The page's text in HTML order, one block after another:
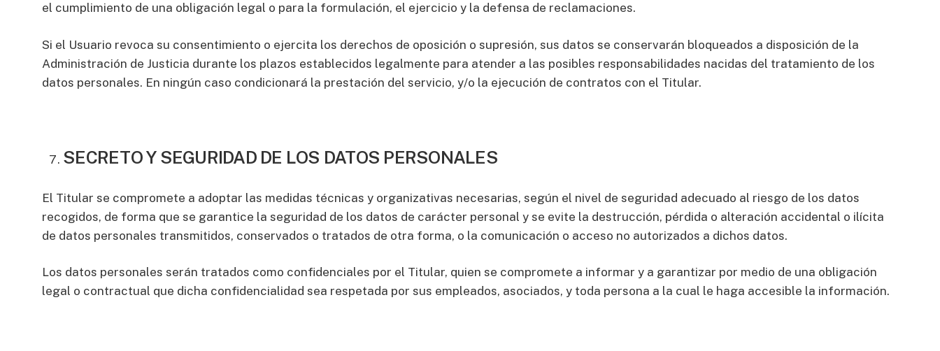
el cumplimiento de una obligación legal o para la formulación, el ejercicio y la defensa de reclamaciones.
Si el Usuario revoca su consentimiento o ejercita los derechos de oposición o supresión, sus datos se conservarán bloqueados a disposición de la
Administración de Justicia durante los plazos establecidos legalmente para atender a las posibles responsabilidades nacidas del tratamiento de los
datos personales. En ningún caso condicionará la prestación del servicio, y/o la ejecución de contratos con el Titular.
SECRETO Y SEGURIDAD DE LOS DATOS PERSONALES
El Titular se compromete a adoptar las medidas técnicas y organizativas necesarias, según el nivel de seguridad adecuado al riesgo de los datos
recogidos, de forma que se garantice la seguridad de los datos de carácter personal y se evite la destrucción, pérdida o alteración accidental o ilícita
de datos personales transmitidos, conservados o tratados de otra forma, o la comunicación o acceso no autorizados a dichos datos.
Los datos personales serán tratados como confidenciales por el Titular, quien se compromete a informar y a garantizar por medio de una obligación
legal o contractual que dicha confidencialidad sea respetada por sus empleados, asociados, y toda persona a la cual le haga accesible la información.